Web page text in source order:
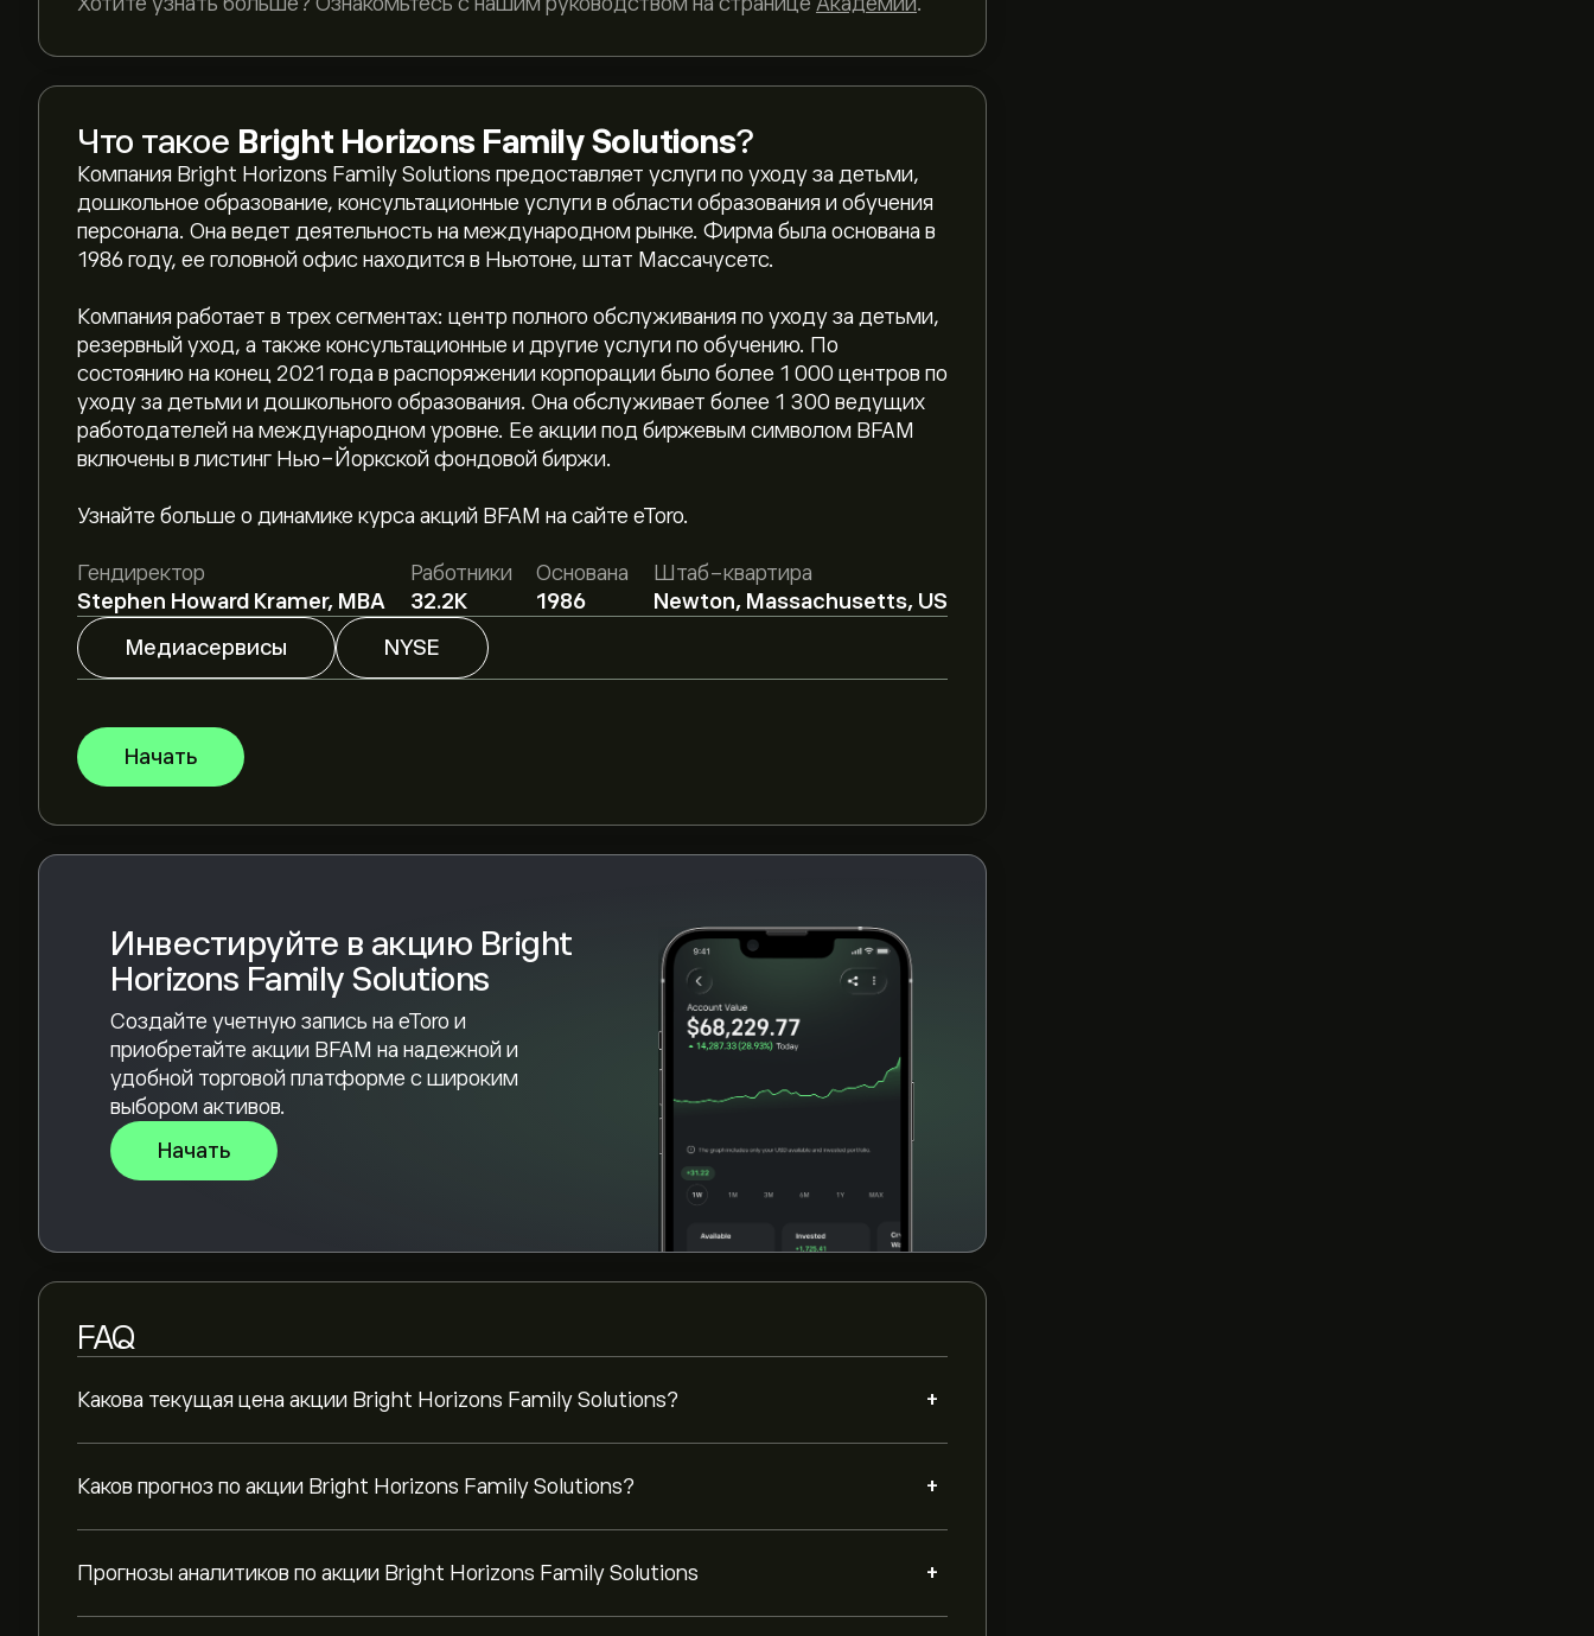
Что такое Bright Horizons Family Solutions?
Компания Bright Horizons Family Solutions предоставляет услуги по уходу за детьми,
дошкольное образование, консультационные услуги в области образования и обучения
персонала. Она ведет деятельность на международном рынке. Фирма была основана в
1986 году, ее головной офис находится в Ньютоне, штат Массачусетс.
Компания работает в трех сегментах: центр полного обслуживания по уходу за детьми,
резервный уход, а также консультационные и другие услуги по обучению. По
состоянию на конец 2021 года в распоряжении корпорации было более 1 000 центров по
уходу за детьми и дошкольного образования. Она обслуживает более 1 300 ведущих
работодателей на международном уровне. Ее акции под биржевым символом BFAM
включены в листинг Нью-Йоркской фондовой биржи.
Узнайте больше о динамике курса акций BFAM на сайте eToro.
Гендиректор
Stephen Howard Kramer, MBA
Работники
32.2K
Основана
1986
Штаб-квартира
Newton, Massachusetts, US
Медиасервисы
NYSE
Начать
Инвестируйте в акцию Bright
Horizons Family Solutions
Создайте учетную запись на eToro и
приобретайте акции BFAM на надежной и
удобной торговой платформе с широким
выбором активов.
Начать
FAQ
Какова текущая цена акции Bright Horizons Family Solutions? +
Текущая цена акции BFAM составляет 73.38‎$‎.
Каков прогноз по акции Bright Horizons Family Solutions? +
Средняя целевая цена акции Bright Horizons Family Solutions составляет 73.38‎$‎.
Зарегистрируйтесь
на eToro, чтобы получить подробные прогнозы и целевые цены от
аналитиков.
Прогнозы аналитиков по акции Bright Horizons Family Solutions +
Аналитики предоставляют прогнозы по акции Bright Horizons Family Solutions,
основываясь на рыночных тенденциях, финансовых отчетах и предполагаемом росте.
Рыночная капитализация Bright Horizons Family Solutions — это 3.86B‎$‎